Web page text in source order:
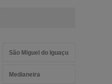
São Miguel do Iguaçu
Medianeira